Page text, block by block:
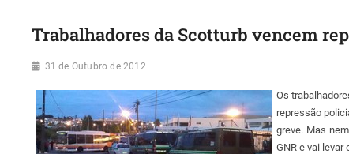
Trabalhadores da Scotturb vencem
31 de Outubro de 2012
Os
repressão
greve. Mas
GNR e vai